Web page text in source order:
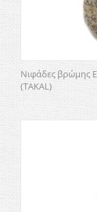
Νιφάδες βρώμης
(TAKAL)